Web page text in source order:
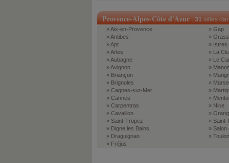
Provence-Alpes-Côte d'Azur:31villes
» Aix-en-Provence
» Antibes
» Apt
» Arles
» Aubagne
» Avignon
» Briançon
» Brignoles
» Cagnes-sur-Mer
» Cannes
» Carpentras
» Cavaillon
» Saint-Tropez
» Digne les Bains
» Draguignan
» Fréjus
» Gap
»
» Istres
» La
» Le
»
»
»
»
»
» Nice
»
» Saint-
» Salon
» Toulon